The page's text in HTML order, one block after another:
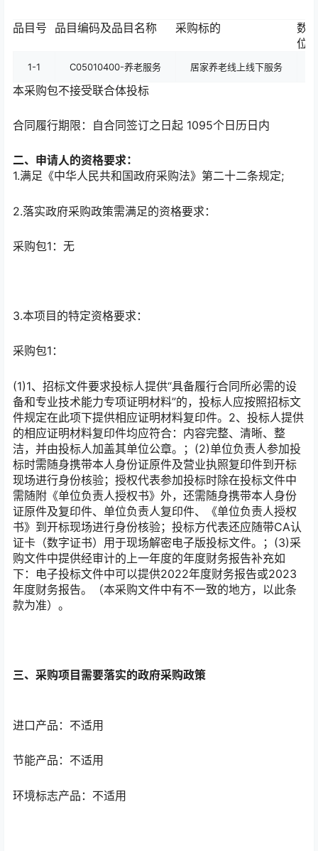
品目号 品目编码及品目名称 采购标的
数
位
1-1 C05010400-养老服务 居家养老线上线下服务
本采购包不接受联合体投标
合同履行期限：自合同签订之日起 1095个日历日内
二、申请人的资格要求：
1.满足《中华人民共和国政府采购法》第二十二条规定;
2.落实政府采购政策需满足的资格要求：
采购包1：无
3.本项目的特定资格要求：
采购包1：
(1)1、招标文件要求投标人提供“具备履行合同所必需的设
备和专业技术能力专项证明材料”的，投标人应按照招标文
件规定在此项下提供相应证明材料复印件。2、投标人提供
的相应证明材料复印件均应符合：内容完整、清晰、整
洁，并由投标人加盖其单位公章。；(2)单位负责人参加投
标时需随身携带本人身份证原件及营业执照复印件到开标
现场进行身份核验；授权代表参加投标时除在投标文件中
需随附《单位负责人授权书》外，还需随身携带本人身份
证原件及复印件、单位负责人复印件、《单位负责人授权
书》到开标现场进行身份核验；投标方代表还应随带CA认
证卡（数字证书）用于现场解密电子版投标文件。；(3)采
购文件中提供经审计的上一年度的年度财务报告补充如
下：电子投标文件中可以提供2022年度财务报告或2023
年度财务报告。（本采购文件中有不一致的地方，以此条
款为准）。
三、采购项目需要落实的政府采购政策
进口产品：不适用
节能产品：不适用
环境标志产品：不适用